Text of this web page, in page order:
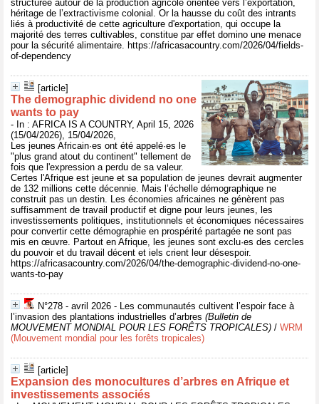
structurée autour de la production agricole orientée vers l’exportation,
héritage de l’extractivisme colonial. Or la hausse du coût des intrants
liés à productivité de cette agriculture d'exportation, qui occupe la
majorité des terres cultivables, constitue par effet domino une menace
pour la sécurité alimentaire. https://africasacountry.com/2026/04/fields-
of-dependency
[article]
The demographic dividend no one
wants to pay
- In : AFRICA IS A COUNTRY, April 15, 2026
(15/04/2026), 15/04/2026,
Les jeunes Africain·es ont été appelé·es le
"plus grand atout du continent" tellement de
fois que l'expression a perdu de sa valeur.
Certes l'Afrique est jeune et sa population de jeunes devrait augmenter
de 132 millions cette décennie. Mais l’échelle démographique ne
construit pas un destin. Les économies africaines ne génèrent pas
suffisamment de travail productif et digne pour leurs jeunes, les
investissements politiques, institutionnels et économiques nécessaires
pour convertir cette démographie en prospérité partagée ne sont pas
mis en œuvre. Partout en Afrique, les jeunes sont exclu·es des cercles
du pouvoir et du travail décent et iels crient leur désespoir.
https://africasacountry.com/2026/04/the-demographic-dividend-no-one-
wants-to-pay
N°278 - avril 2026 - Les communautés cultivent l’espoir face à
l’invasion des plantations industrielles d’arbres (Bulletin de
MOUVEMENT MONDIAL POUR LES FORÊTS TROPICALES) / WRM
(Mouvement mondial pour les forêts tropicales)
[article]
Expansion des monocultures d’arbres en Afrique et
investissements associés